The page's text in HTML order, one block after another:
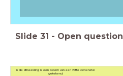
Slide 31 - Open question
In de afbeelding is een bloem van een witte dovenetel
getekend.